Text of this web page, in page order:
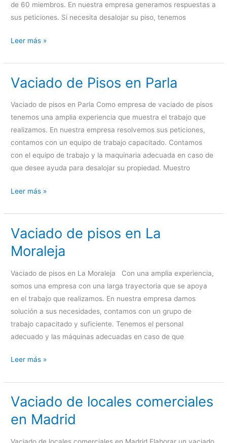
de 60 miembros. En nuestra empresa generamos respuestas a
sus peticiones. Si necesita desalojar su piso, tenemos
Vaciado
Pisos
en
Rivas
Leer más »
Vaciado de Pisos en Parla
Vaciado de pisos en Parla Como empresa de vaciado de pisos
tenemos una amplia experiencia que muestra el trabajo que
realizamos. En nuestra empresa resolvemos sus peticiones,
contamos con un equipo de trabajo capacitado. Contamos
con el equipo de trabajo y la maquinaria adecuada en caso de
que desee ayuda para desalojar su propiedad. Muestro
Vaciado
Pisos
en
Parla
Leer más »
Vaciado de pisos en La
Moraleja
Vaciado de pisos en La Moraleja Con una amplia experiencia,
somos una empresa con una larga trayectoria que se apoya
en el trabajo que realizamos. En nuestra empresa damos
solución a sus necesidades, contamos con un grupo de
trabajo capacitado y suficiente. Tenemos el personal
adecuado y las máquinas adecuadas en caso de que
Vaciado
pisos
en
Moraleja
Leer más »
Vaciado de locales comerciales
en Madrid
Vaciado de locales comerciales en Madrid Elaborar un vaciado